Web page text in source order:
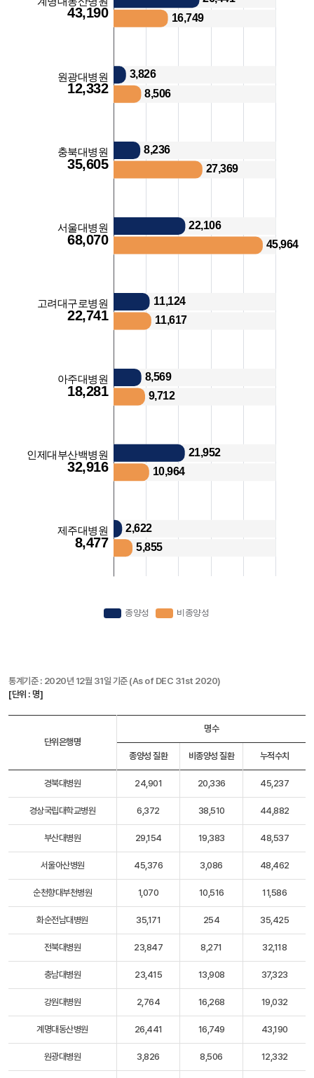
통계기준 : 2020년 12월 31일 기준 (As of DEC 31st 2020)
[단위 : 명]
단위은행명
명수
종양성 질환 비종양성 질환 누적수치
경북대병원 24,901 20,336 45,237
경상국립대학교병원 6,372 38,510 44,882
부산대병원 29,154 19,383 48,537
서울아산병원 45,376 3,086 48,462
순천향대부천병원 1,070 10,516 11,586
화순전남대병원 35,171 254 35,425
전북대병원 23,847 8,271 32,118
충남대병원 23,415 13,908 37,323
강원대병원 2,764 16,268 19,032
계명대동산병원 26,441 16,749 43,190
원광대병원 3,826 8,506 12,332